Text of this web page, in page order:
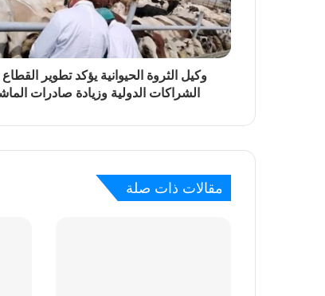
روضة الحاج أميرة الشاعرات
منذ يومين
شمسٌ أشرقت… وأخرى غابت ( شمسك
الأكل على دماء الشهداء
وكيل الثروة الحيوانية يؤكد تطوير
الشراكات الدولية وزيادة صادرات
مقالات ذات صلة